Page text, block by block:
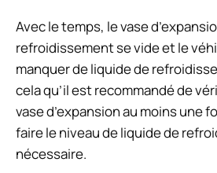
Avec le temps, le vase
refroidissement se vide et le
manquer de liquide de
cela qu’il est recommandé de
vase d’expansion au moins une
faire le niveau de liquide de
nécessaire.